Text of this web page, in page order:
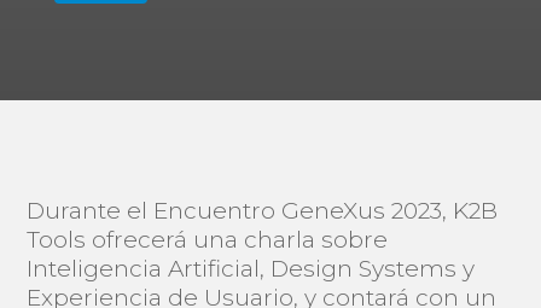
Durante el Encuentro GeneXus 2023, K2B
Tools ofrecerá una charla sobre
Inteligencia Artificial, Design Systems y
Experiencia de Usuario, y contará con un